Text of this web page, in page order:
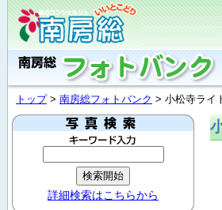
トップ> 南房総フォトバンク > 小松寺ライ
詳細検索はこちらから